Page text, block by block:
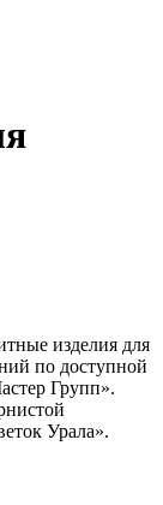
изделия для
по доступной
Групп».
Урала».